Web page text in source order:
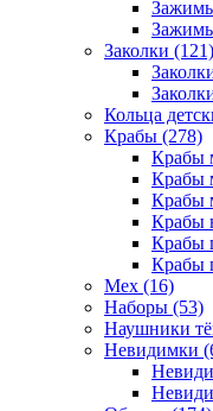
Заколки (121)
Кольца
Крабы (278)
Крабы
Крабы
Крабы
Крабы
Крабы
Крабы
Мех (16)
Наборы (53)
Наушники
Невидимки